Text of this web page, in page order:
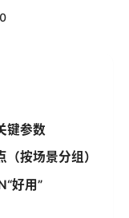
键参数
按场景分组）
好用”